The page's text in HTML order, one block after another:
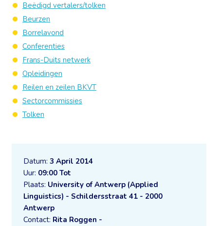
Datum: 3 April 2014
Uur: 09:00 Tot
Plaats: University of Antwerp (Applied
Linguistics) - Schildersstraat 41 - 2000
Antwerp
Contact: Rita Roggen -
Beëdigd vertalers/tolken
Beurzen
Borrelavond
Conferenties
Frans-Duits netwerk
Opleidingen
Reilen en zeilen BKVT
Sectorcommissies
Tolken